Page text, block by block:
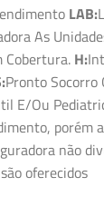
LAB:
As
Cobertura. H:
Pronto Socorro
E/Ou
porém a
não
oferecidos